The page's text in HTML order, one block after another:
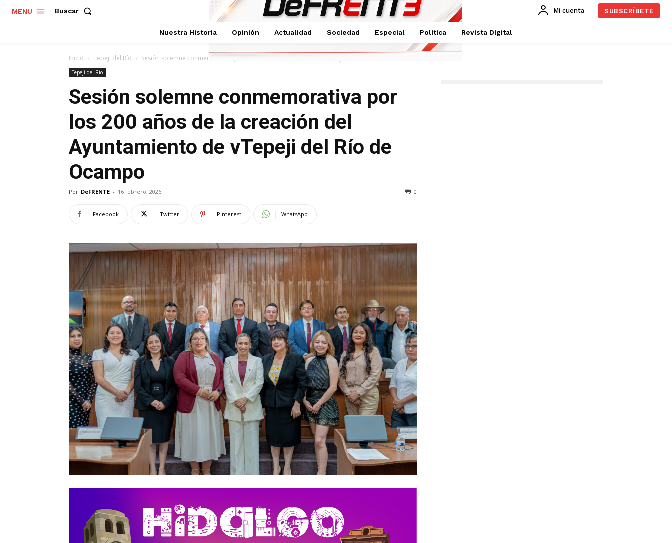
MENU Buscar Mi cuenta SUBSCRÍBETE
Nuestra Historia Opinión Actualidad Sociedad Especial Política Revista Digital
Inicio Tepeji del Río Sesión solemne conmemorativa por los 200 años de la creación del Ayuntamiento...
Tepeji del Río
Sesión solemne conmemorativa por
los 200 años de la creación del
Ayuntamiento de vTepeji del Río de
Ocampo
Por DeFRENTE - 16 febrero, 2026 0
Facebook Twitter Pinterest WhatsApp